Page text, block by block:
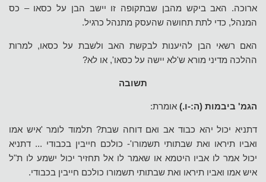
ארוכה. האב ביקש מהבן שבתקופה זו יישב הבן על כסאו – כס
המנהל, כדי לתת תחושה שהעסק מתנהל כרגיל.
האם רשאי הבן להיענות לבקשת האב ולשבת על כסאו, למרות
ההלכה מדיני מורא ש'לא יישה על כסאו', או לא?
תשובה
הגמ' ביבמות (ה:-ו.) אומרת:
דתניא יכול יהא כבוד אב ואם דוחה שבת? תלמוד לומר 'איש אמו
ואביו תיראו ואת שבתותי תשמורו'- כולכם חייבין בכבודי ... דתניא
יכול אמר לו אביו היטמא או שאמר לו אל תחזיר יכול ישמע לו ת"ל
איש אמו ואביו תיראו ואת שבתותי תשמורו כולכם חייבין בכבודי.